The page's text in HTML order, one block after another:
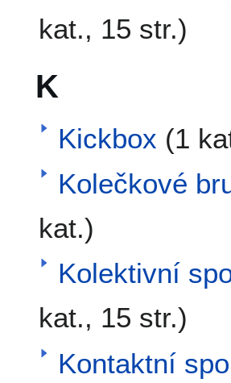
kat., 15 str.)
K
Kickbox (1
Kolečkové
kat.)
Kolektivní
kat., 15 str.)
Kontaktní